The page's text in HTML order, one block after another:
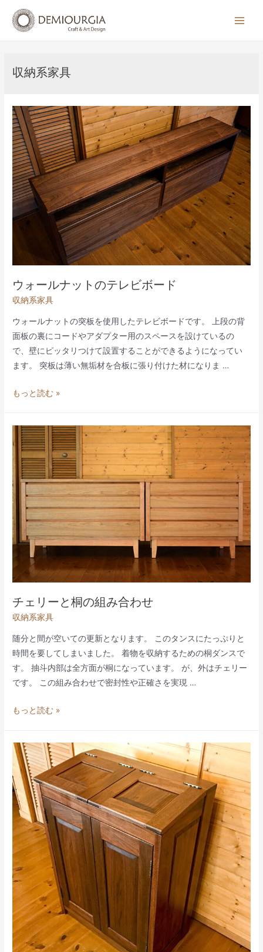
収納系家具
ウォールナットのテレビボード
収納系家具
ウォールナットの突板を使用したテレビボードです。 上段の背
面板の裏にコードやアダプター用のスペースを設けているの
で、壁にピッタリつけて設置することができるようになってい
ます。 突板は薄い無垢材を合板に張り付けた材になりま …
ウ
ト
の
テ
レ
ビ
ボ
ー
ド
もっと読む »
チェリーと桐の組み合わせ
収納系家具
随分と間が空いての更新となります。 このタンスにたっぷりと
時間を要してしまいました。 着物を収納するための桐ダンスで
す。 抽斗内部は全方面が桐になっています。 が、外はチェリー
です。 この組み合わせで密封性や正確さを実現 …
チ
ー
と
桐
の
組
み
合
わ
せ
もっと読む »